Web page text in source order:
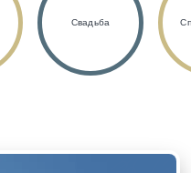
Свадьба